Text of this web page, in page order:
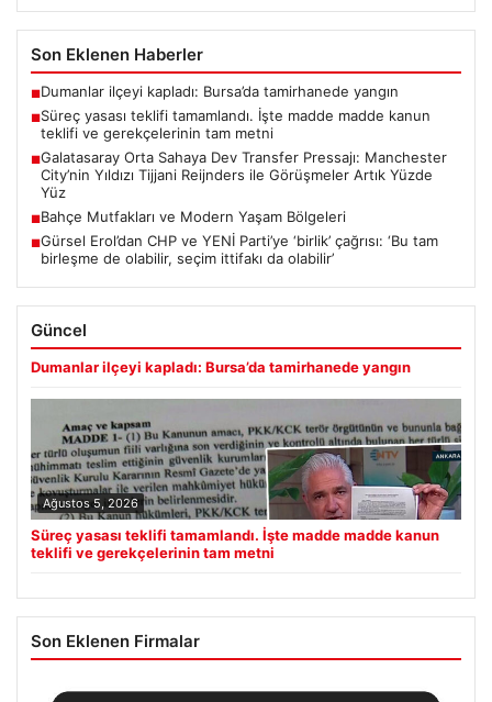
Son Eklenen Haberler
■Dumanlar ilçeyi kapladı: Bursa’da tamirhanede yangın
■Süreç yasası teklifi tamamlandı. İşte madde madde kanun
teklifi ve gerekçelerinin tam metni
■Galatasaray Orta Sahaya Dev Transfer Pressajı: Manchester
City’nin Yıldızı Tijjani Reijnders ile Görüşmeler Artık Yüzde
Yüz
■Bahçe Mutfakları ve Modern Yaşam Bölgeleri
■Gürsel Erol’dan CHP ve YENİ Parti’ye ‘birlik’ çağrısı: ‘Bu tam
birleşme de olabilir, seçim ittifakı da olabilir’
Güncel
Dumanlar ilçeyi kapladı: Bursa’da tamirhanede yangın
Ağustos 5, 2026
Süreç yasası teklifi tamamlandı. İşte madde madde kanun
teklifi ve gerekçelerinin tam metni
Son Eklenen Firmalar